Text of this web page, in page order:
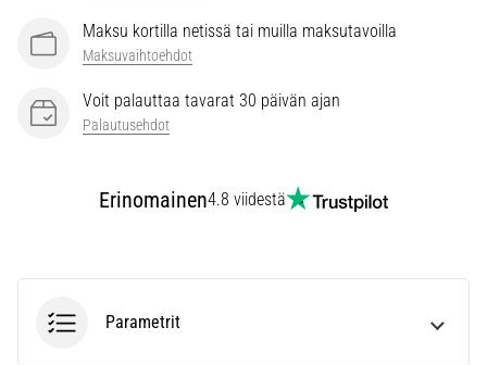
erittäin
yleinen
juoksijoiden
keskuudessa.
Maksu kortilla netissä tai muilla maksutavoilla
Maksuvaihtoehdot
Voit palauttaa tavarat 30 päivän ajan
Palautusehdot
Erinomainen4.8 viidestä
Parametrit